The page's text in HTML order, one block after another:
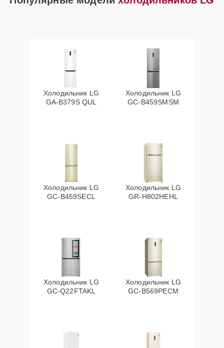
Холодильник LG
GA-B379S QUL
Холодильник LG
GC-B459SMSM
Холодильник LG
GC-B459SECL
Холодильник LG
GR-H802HEHL
Холодильник LG
GC-Q22FTAKL
Холодильник LG
GC-B569PECM